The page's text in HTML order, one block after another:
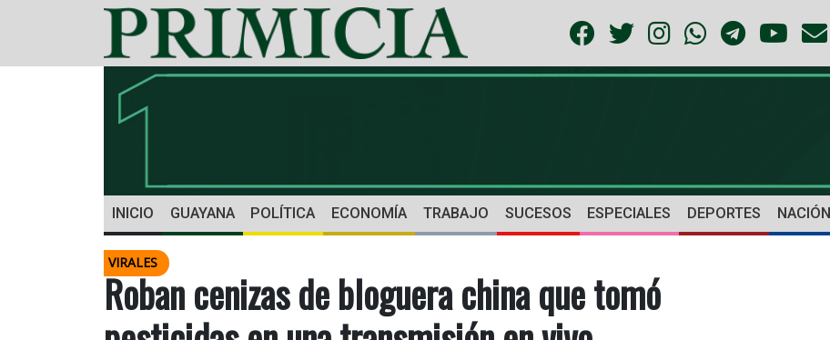
INICIO GUAYANA POLÍTICA ECONOMÍA TRABAJO SUCESOS ESPECIALES DEPORTES NACIÓN
VIRALES
Roban cenizas de bloguera china que tomó